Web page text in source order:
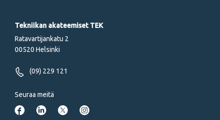
Tekniikan akateemiset TEK
Ratavartijankatu 2
00520 Helsinki
(09) 229 121
Seuraa meitä